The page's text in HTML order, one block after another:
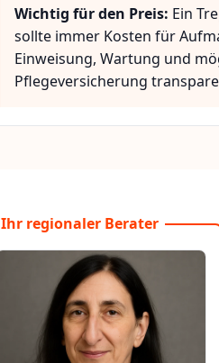
Wichtig für den Preis: Ein
sollte immer Kosten für
Einweisung, Wartung und
Pflegeversicherung
Ihr regionaler Berater